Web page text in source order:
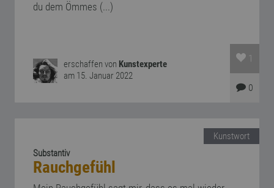
du dem Ömmes (...)
erschaffen von Kunstexperte
am 15. Januar 2022
1
0
Kunstwort
Substantiv
Rauchgefühl